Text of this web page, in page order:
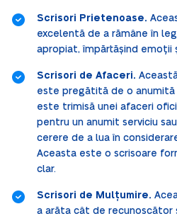
Scrisori Prietenoase.
excelentă de a rămâne în
apropiat, împărtășind emoții
Scrisori de Afaceri.
este pregătită de o anumită
este trimisă unei afaceri
pentru un anumit serviciu
cerere de a lua în
Aceasta este o scrisoare
clar.
Scrisori de Mulțumire.
a arăta cât de recunoscător